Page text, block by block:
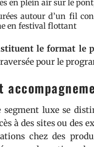
en plein air sur le
autour d’un fil
en festival flottant
le format le
pour le
segment luxe se
à des sites ou des
chez des